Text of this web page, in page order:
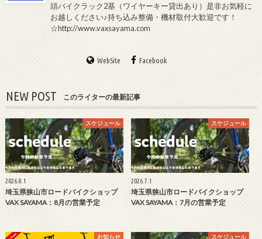
頭バイクラック2基（ワイヤーキー貸出あり）是非お気軽に
お越しください♪持ち込み整備・機材取付大歓迎です！
☆http://www.vaxsayama.com
WebSite Facebook
NEW POST このライターの最新記事
スケジュール
2026.8.1
埼玉県狭山市ロードバイクショップ
VAX SAYAMA：8月の営業予定
スケジュール
2026.7.1
埼玉県狭山市ロードバイクショップ
VAX SAYAMA：7月の営業予定
お知らせ スケジュール